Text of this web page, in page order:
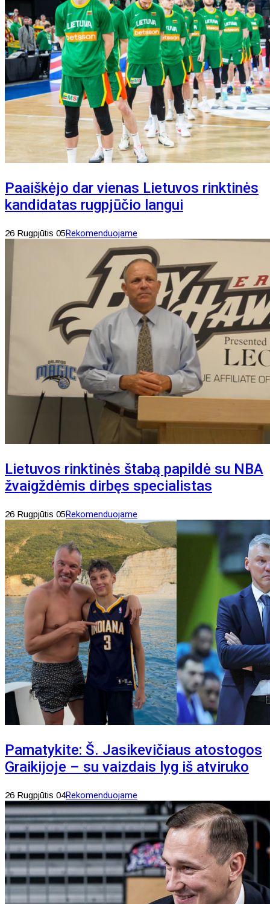
Paaiškėjo dar vienas Lietuvos rinktinės
kandidatas rugpjūčio langui
26 Rugpjūtis 05Rekomenduojame
Lietuvos rinktinės štabą papildė su NBA
žvaigždėmis dirbęs specialistas
26 Rugpjūtis 05Rekomenduojame
Pamatykite: Š. Jasikevičiaus atostogos
Graikijoje – su vaizdais lyg iš atviruko
26 Rugpjūtis 04Rekomenduojame